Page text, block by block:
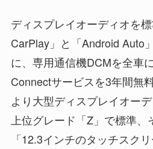
ディスプレイオーディオを
CarPlay」と「Android Auto
に、専用通信機DCMを全車
Connectサービスを3年間無
より大型ディスプレイオーデ
上位グレード「Z」で標準
「12.3インチのタッチスク